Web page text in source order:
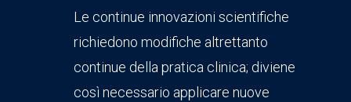
Le continue innovazioni scientifiche
richiedono modifiche altrettanto
continue della pratica clinica; diviene
così necessario applicare nuove